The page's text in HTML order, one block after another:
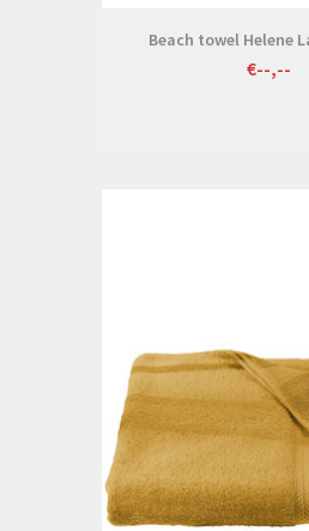
Beach towel Helene
€--,--